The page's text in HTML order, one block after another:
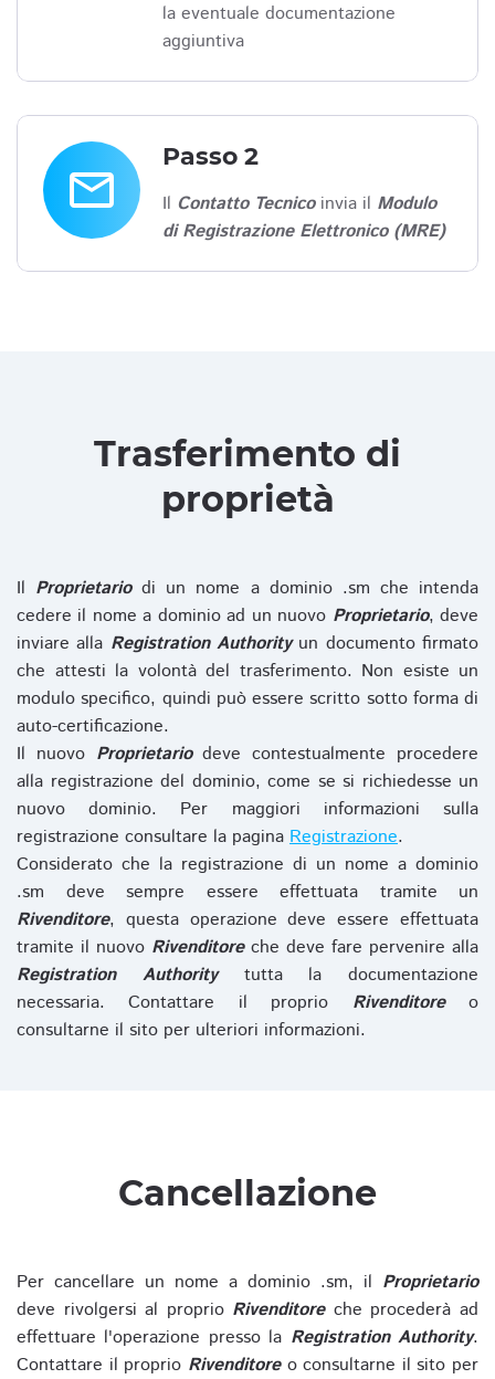
la eventuale documentazione
aggiuntiva
email
Passo 2
Il Contatto Tecnicoinvia il Modulo
di Registrazione Elettronico (MRE)
Trasferimento di
proprietà
Il Proprietariodi un nome a dominio .sm che intenda
cedere il nome a dominio ad un nuovo Proprietario, deve
inviare alla Registration Authorityun documento firmato
che attesti la volontà del trasferimento. Non esiste un
modulo specifico, quindi può essere scritto sotto forma di
auto-certificazione.
Il nuovo Proprietariodeve contestualmente procedere
alla registrazione del dominio, come se si richiedesse un
nuovo dominio. Per maggiori informazioni sulla
registrazione consultare la pagina Registrazione.
Considerato che la registrazione di un nome a dominio
.sm deve sempre essere effettuata tramite un
Rivenditore, questa operazione deve essere effettuata
tramite il nuovo Rivenditoreche deve fare pervenire alla
Registration Authoritytutta la documentazione
necessaria. Contattare il proprio Rivenditoreo
consultarne il sito per ulteriori informazioni.
Cancellazione
Per cancellare un nome a dominio .sm, il Proprietario
deve rivolgersi al proprio Rivenditoreche procederà ad
effettuare l'operazione presso la Registration Authority.
Contattare il proprio Rivenditoreo consultarne il sito per